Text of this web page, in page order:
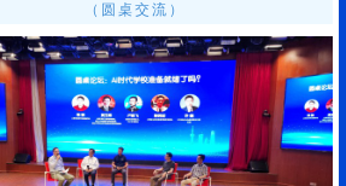
（圆桌交流）